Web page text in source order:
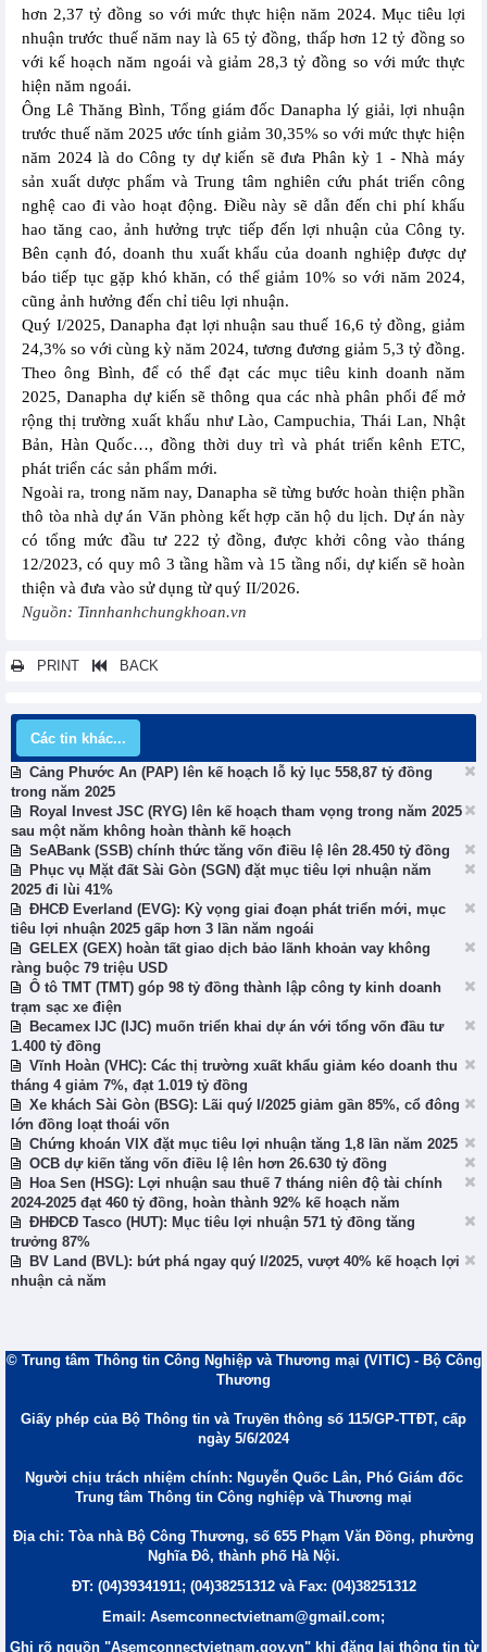
hơn 2,37 tỷ đồng so với mức thực hiện năm 2024. Mục tiêu lợi
nhuận trước thuế năm nay là 65 tỷ đồng, thấp hơn 12 tỷ đồng so
với kế hoạch năm ngoái và giảm 28,3 tỷ đồng so với mức thực
hiện năm ngoái.
Ông Lê Thăng Bình, Tổng giám đốc Danapha lý giải, lợi nhuận
trước thuế năm 2025 ước tính giảm 30,35% so với mức thực hiện
năm 2024 là do Công ty dự kiến sẽ đưa Phân kỳ 1 - Nhà máy
sản xuất dược phẩm và Trung tâm nghiên cứu phát triển công
nghệ cao đi vào hoạt động. Điều này sẽ dẫn đến chi phí khấu
hao tăng cao, ảnh hưởng trực tiếp đến lợi nhuận của Công ty.
Bên cạnh đó, doanh thu xuất khẩu của doanh nghiệp được dự
báo tiếp tục gặp khó khăn, có thể giảm 10% so với năm 2024,
cũng ảnh hưởng đến chỉ tiêu lợi nhuận.
Quý I/2025, Danapha đạt lợi nhuận sau thuế 16,6 tỷ đồng, giảm
24,3% so với cùng kỳ năm 2024, tương đương giảm 5,3 tỷ đồng.
Theo ông Bình, để có thể đạt các mục tiêu kinh doanh năm
2025, Danapha dự kiến sẽ thông qua các nhà phân phối để mở
rộng thị trường xuất khẩu như Lào, Campuchia, Thái Lan, Nhật
Bản, Hàn Quốc…, đồng thời duy trì và phát triển kênh ETC,
phát triển các sản phẩm mới.
Ngoài ra, trong năm nay, Danapha sẽ từng bước hoàn thiện phần
thô tòa nhà dự án Văn phòng kết hợp căn hộ du lịch. Dự án này
có tổng mức đầu tư 222 tỷ đồng, được khởi công vào tháng
12/2023, có quy mô 3 tầng hầm và 15 tầng nổi, dự kiến sẽ hoàn
thiện và đưa vào sử dụng từ quý II/2026.
Nguồn: Tinnhanhchungkhoan.vn
PRINT BACK
Các tin khác...
Cảng Phước An (PAP) lên kế hoạch lỗ kỷ lục 558,87 tỷ đồng
trong năm 2025
Royal Invest JSC (RYG) lên kế hoạch tham vọng trong năm 2025
sau một năm không hoàn thành kế hoạch
SeABank (SSB) chính thức tăng vốn điều lệ lên 28.450 tỷ đồng
Phục vụ Mặt đất Sài Gòn (SGN) đặt mục tiêu lợi nhuận năm
2025 đi lùi 41%
ĐHCĐ Everland (EVG): Kỳ vọng giai đoạn phát triển mới, mục
tiêu lợi nhuận 2025 gấp hơn 3 lần năm ngoái
GELEX (GEX) hoàn tất giao dịch bảo lãnh khoản vay không
ràng buộc 79 triệu USD
Ô tô TMT (TMT) góp 98 tỷ đồng thành lập công ty kinh doanh
trạm sạc xe điện
Becamex IJC (IJC) muốn triển khai dự án với tổng vốn đầu tư
1.400 tỷ đồng
Vĩnh Hoàn (VHC): Các thị trường xuất khẩu giảm kéo doanh thu
tháng 4 giảm 7%, đạt 1.019 tỷ đồng
Xe khách Sài Gòn (BSG): Lãi quý I/2025 giảm gần 85%, cổ đông
lớn đồng loạt thoái vốn
Chứng khoán VIX đặt mục tiêu lợi nhuận tăng 1,8 lần năm 2025
OCB dự kiến tăng vốn điều lệ lên hơn 26.630 tỷ đồng
Hoa Sen (HSG): Lợi nhuận sau thuế 7 tháng niên độ tài chính
2024-2025 đạt 460 tỷ đồng, hoàn thành 92% kế hoạch năm
ĐHĐCĐ Tasco (HUT): Mục tiêu lợi nhuận 571 tỷ đồng tăng
trưởng 87%
BV Land (BVL): bứt phá ngay quý I/2025, vượt 40% kế hoạch lợi
nhuận cả năm
© Trung tâm Thông tin Công Nghiệp và Thương mại (VITIC) - Bộ Công
Thương
Giấy phép của Bộ Thông tin và Truyền thông số 115/GP-TTĐT, cấp
ngày 5/6/2024
Người chịu trách nhiệm chính: Nguyễn Quốc Lân, Phó Giám đốc
Trung tâm Thông tin Công nghiệp và Thương mại
Địa chỉ: Tòa nhà Bộ Công Thương, số 655 Phạm Văn Đồng, phường
Nghĩa Đô, thành phố Hà Nội.
ĐT: (04)39341911; (04)38251312 và Fax: (04)38251312
Email: Asemconnectvietnam@gmail.com;
Ghi rõ nguồn "Asemconnectvietnam.gov.vn" khi đăng lại thông tin từ